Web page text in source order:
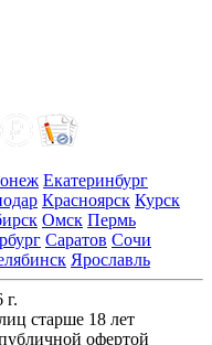
Екатеринбург
Красноярск Курск
Омск Пермь
Саратов Сочи
Ярославль
старше 18 лет
офертой